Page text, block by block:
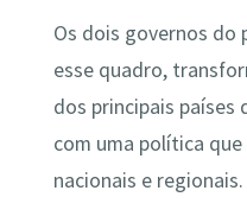
Os dois governos do
esse quadro,
dos principais países
com uma política
nacionais e regionais.